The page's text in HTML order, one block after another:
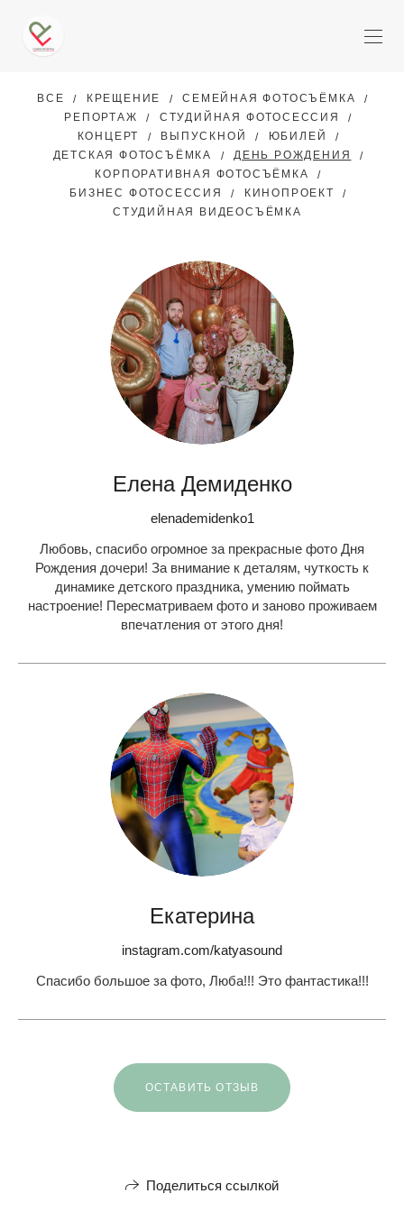
ВСЕ КРЕЩЕНИЕ
СЕМЕЙНАЯ ФОТОСЪЁМКА
РЕПОРТАЖ
СТУДИЙНАЯ ФОТОСЕССИЯ
КОНЦЕРТ
ВЫПУСКНОЙ
ЮБИЛЕЙ
ДЕТСКАЯ ФОТОСЪЁМКА
ДЕНЬ РОЖДЕНИЯ
КОРПОРАТИВНАЯ ФОТОСЪЁМКА
БИЗНЕС ФОТОСЕССИЯ
КИНОПРОЕКТ
СТУДИЙНАЯ ВИДЕОСЪЁМКА
Елена Демиденко
elenademidenko1
Любовь, спасибо огромное за прекрасные фото Дня
Рождения дочери! За внимание к деталям, чуткость к
динамике детского праздника, умению поймать
настроение! Пересматриваем фото и заново проживаем
впечатления от этого дня!
Екатерина
instagram.com/katyasound
Спасибо большое за фото, Люба!!! Это фантастика!!!
ОСТАВИТЬ ОТЗЫВ
Поделиться ссылкой